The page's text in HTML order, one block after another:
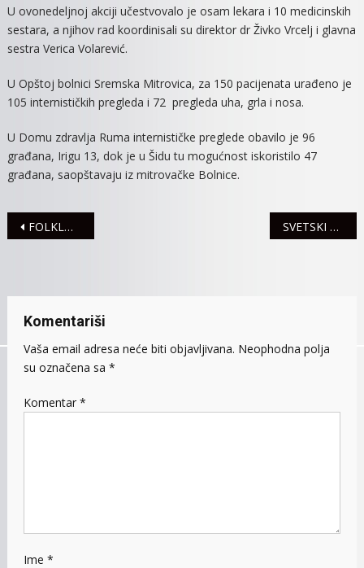
U ovonedeljnoj akciji učestvovalo je osam lekara i 10 medicinskih
sestara, a njihov rad koordinisali su direktor dr Živko Vrcelj i glavna
sestra Verica Volarević.
U Opštoj bolnici Sremska Mitrovica, za 150 pacijenata urađeno je
105 internističkih pregleda i 72 pregleda uha, grla i nosa.
U Domu zdravlja Ruma internističke preglede obavilo je 96
građana, Irigu 13, dok je u Šidu tu mogućnost iskoristilo 47
građana, saopštavaju iz mitrovačke Bolnice.
Navigacija
FOLKLORNI KARAVAN PO MITROVAČKIM SELIMA SVETSKI DAN ROMA – POKAŽITE SOLIDARNOST
Komentariši
Vaša email adresa neće biti objavljivana. Neophodna polja
su označena sa *
Komentar *
Ime *